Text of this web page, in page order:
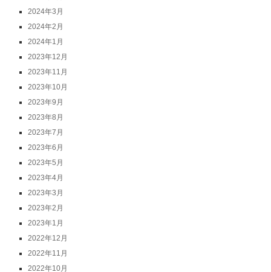
2024年3月
2024年2月
2024年1月
2023年12月
2023年11月
2023年10月
2023年9月
2023年8月
2023年7月
2023年6月
2023年5月
2023年4月
2023年3月
2023年2月
2023年1月
2022年12月
2022年11月
2022年10月